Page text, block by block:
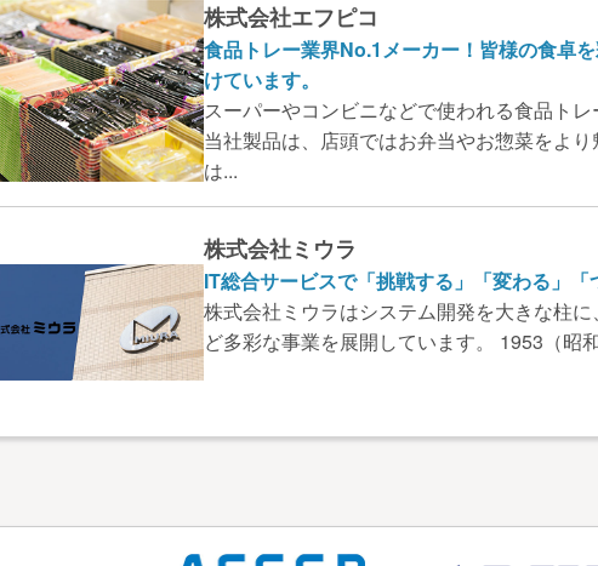
株式会社エフピコ
食品トレー業界No.1メーカー！皆様の食卓
けています。
スーパーやコンビニなどで使われる食品トレ
当社製品は、店頭ではお弁当やお惣菜をよ
は...
株式会社ミウラ
IT総合サービスで「挑戦する」「変わる」「
株式会社ミウラはシステム開発を大きな柱
ど多彩な事業を展開しています。 1953（昭